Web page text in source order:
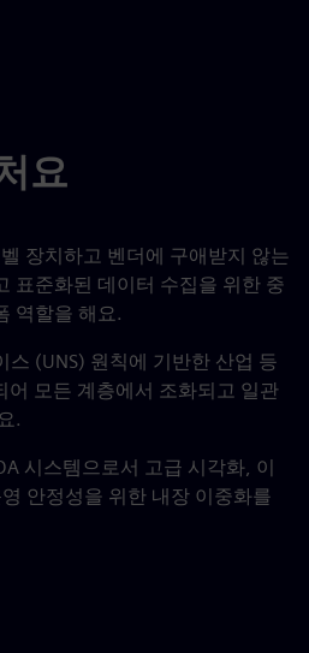
요
장치하고 벤더에 구애받지 않는
표준화된 데이터 수집을 위한 중
역할을 해요.
스 (UNS) 원칙에 기반한 산업 등
어 모든 계층에서 조화되고 일관
.
시스템으로서 고급 시각화, 이
안정성을 위한 내장 이중화를